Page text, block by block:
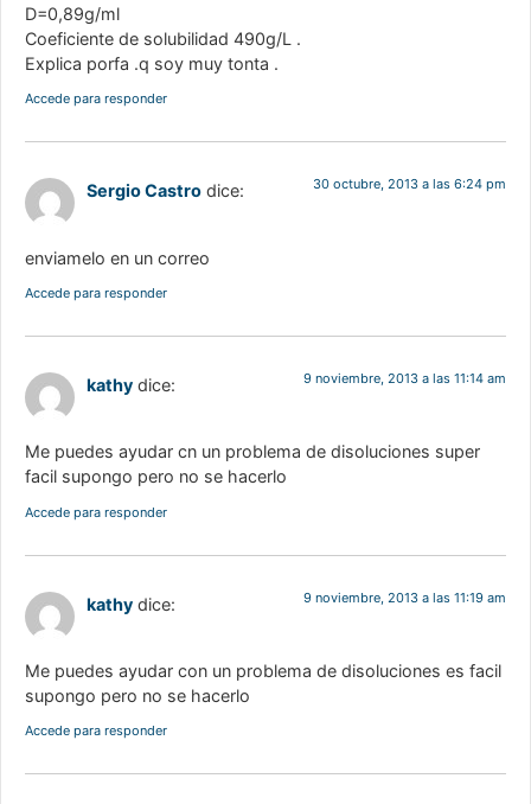
D=0,89g/ml
Coeficiente de solubilidad 490g/L .
Explica porfa .q soy muy tonta .
Accede para responder
Sergio Castro dice: 30 octubre, 2013 a las 6:24 pm
enviamelo en un correo
Accede para responder
kathy dice: 9 noviembre, 2013 a las 11:14 am
Me puedes ayudar cn un problema de disoluciones super
facil supongo pero no se hacerlo
Accede para responder
kathy dice: 9 noviembre, 2013 a las 11:19 am
Me puedes ayudar con un problema de disoluciones es facil
supongo pero no se hacerlo
Accede para responder